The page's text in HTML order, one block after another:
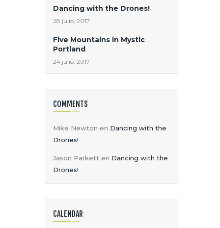
Dancing with the Drones!
28 julio, 2017
Five Mountains in Mystic
Portland
24 julio, 2017
COMMENTS
Mike Newton en Dancing with the
Drones!
Jason Parkett en Dancing with the
Drones!
CALENDAR